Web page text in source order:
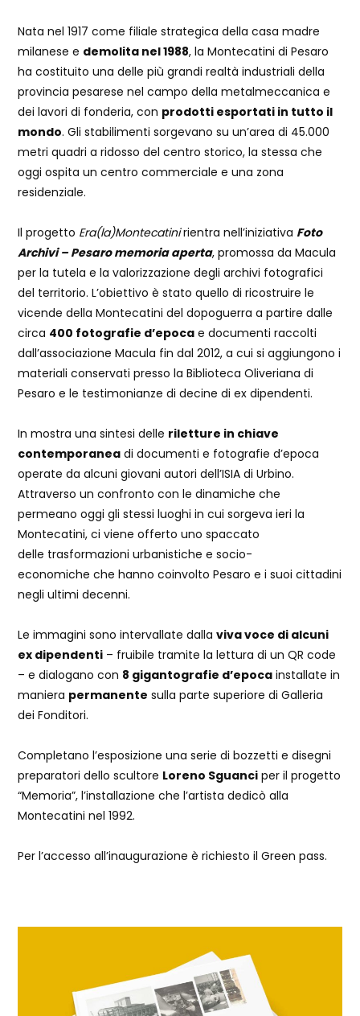
Nata nel 1917 come filiale strategica della casa madre
milanese e demolita nel 1988, la Montecatini di Pesaro
ha costituito una delle più grandi realtà industriali della
provincia pesarese nel campo della metalmeccanica e
dei lavori di fonderia, con prodotti esportati in tutto il
mondo. Gli stabilimenti sorgevano su un’area di 45.000
metri quadri a ridosso del centro storico, la stessa che
oggi ospita un centro commerciale e una zona
residenziale.
Il progetto Era(la)Montecatinirientra nell’iniziativa Foto
Archivi – Pesaro memoria aperta, promossa da Macula
per la tutela e la valorizzazione degli archivi fotografici
del territorio. L’obiettivo è stato quello di ricostruire le
vicende della Montecatini del dopoguerra a partire dalle
circa 400 fotografie d’epoca e documenti raccolti
dall’associazione Macula fin dal 2012, a cui si aggiungono i
materiali conservati presso la Biblioteca Oliveriana di
Pesaro e le testimonianze di decine di ex dipendenti.
In mostra una sintesi delle riletture in chiave
contemporanea di documenti e fotografie d’epoca
operate da alcuni giovani autori dell’ISIA di Urbino.
Attraverso un confronto con le dinamiche che
permeano oggi gli stessi luoghi in cui sorgeva ieri la
Montecatini, ci viene offerto uno spaccato
delle trasformazioni urbanistiche e socio-
economiche che hanno coinvolto Pesaro e i suoi cittadini
negli ultimi decenni.
Le immagini sono intervallate dallaviva voce di alcuni
ex dipendenti – fruibile tramite la lettura di un QR code
– e dialogano con 8 gigantografie d’epoca installate in
maniera permanente sulla parte superiore di Galleria
dei Fonditori.
Completano l’esposizione una serie di bozzetti e disegni
preparatori dello scultore Loreno Sguanci per il progetto
“Memoria”, l’installazione che l’artista dedicò alla
Montecatini nel 1992.
Per l’accesso all’inaugurazione è richiesto il Green pass.